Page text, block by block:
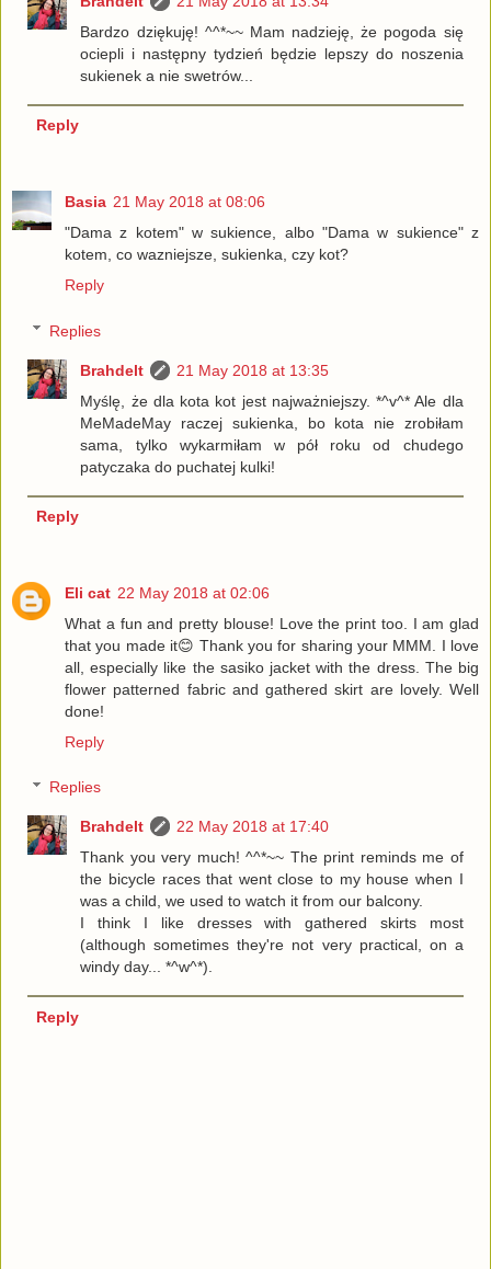
Bardzo dziękuję! ^^*~~ Mam nadzieję, że pogoda się
ociepli i następny tydzień będzie lepszy do noszenia
sukienek a nie swetrów...
Reply
Basia 21 May 2018 at 08:06
"Dama z kotem" w sukience, albo "Dama w sukience" z
kotem, co wazniejsze, sukienka, czy kot?
Reply
Replies
Brahdelt
21 May 2018 at 13:35
Myślę, że dla kota kot jest najważniejszy. *^v^* Ale dla
MeMadeMay raczej sukienka, bo kota nie zrobiłam
sama, tylko wykarmiłam w pół roku od chudego
patyczaka do puchatej kulki!
Reply
Eli cat 22 May 2018 at 02:06
What a fun and pretty blouse! Love the print too. I am glad
that you made it😊 Thank you for sharing your MMM. I love
all, especially like the sasiko jacket with the dress. The big
flower patterned fabric and gathered skirt are lovely. Well
done!
Reply
Replies
Brahdelt
22 May 2018 at 17:40
Thank you very much! ^^*~~ The print reminds me of
the bicycle races that went close to my house when I
was a child, we used to watch it from our balcony.
I think I like dresses with gathered skirts most
(although sometimes they're not very practical, on a
windy day... *^w^*).
Reply